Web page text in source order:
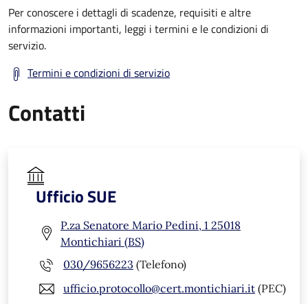
Per conoscere i dettagli di scadenze, requisiti e altre
informazioni importanti, leggi i termini e le condizioni di
servizio.
Termini e condizioni di servizio
Contatti
Ufficio SUE
P.za Senatore Mario Pedini, 1 25018
Montichiari (BS)
030/9656223 (Telefono)
ufficio.protocollo@cert.montichiari.it (PEC)